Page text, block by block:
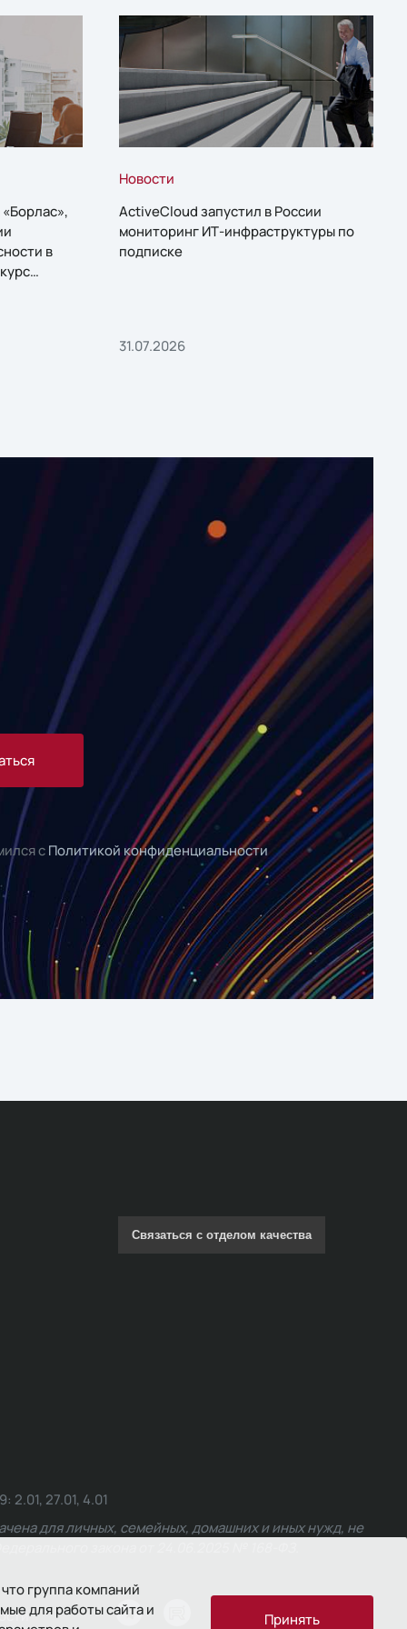
в
Новости
ActiveCloud запустил в России
мониторинг ИТ-инфраструктуры по
подписке
31.07.2026
сПолитикой конфиденциальности
группа компаний
для работы сайта и
Принять
Связаться с отделом качества
27.01, 4.01
для личных, семейных, домашних и иных нужд, не